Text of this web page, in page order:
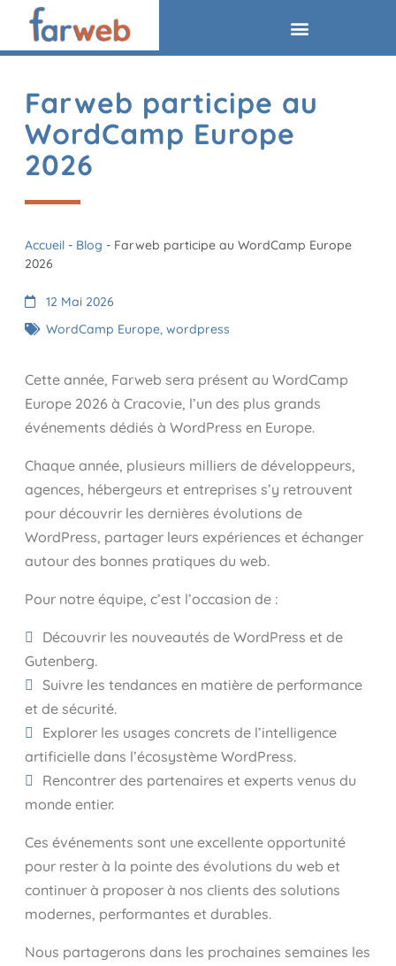
Farweb participe au
WordCamp Europe
2026
Accueil - Blog - Farweb participe au WordCamp Europe
2026
12 Mai 2026
WordCamp Europe,wordpress
Cette année, Farweb sera présent au WordCamp
Europe 2026 à Cracovie, l’un des plus grands
événements dédiés à WordPress en Europe.
Chaque année, plusieurs milliers de développeurs,
agences, hébergeurs et entreprises s’y retrouvent
pour découvrir les dernières évolutions de
WordPress, partager leurs expériences et échanger
autour des bonnes pratiques du web.
Pour notre équipe, c’est l’occasion de :
Découvrir les nouveautés de WordPress et de
Gutenberg.
Suivre les tendances en matière de performance
et de sécurité.
Explorer les usages concrets de l’intelligence
artificielle dans l’écosystème WordPress.
Rencontrer des partenaires et experts venus du
monde entier.
Ces événements sont une excellente opportunité
pour rester à la pointe des évolutions du web et
continuer à proposer à nos clients des solutions
modernes, performantes et durables.
Nous partagerons dans les prochaines semaines les